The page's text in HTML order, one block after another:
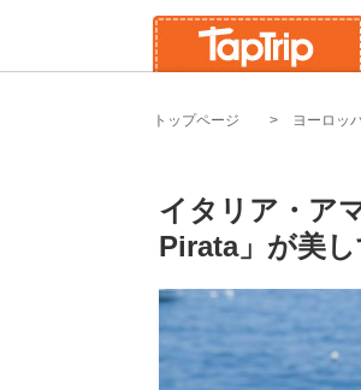
トップページ ヨーロッ
イタリア・ア
Pirata」が美